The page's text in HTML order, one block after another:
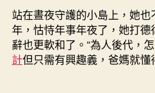
站在晝夜守護的小島上，她
年，怙恃年事年夜了，她打
辭也更軟和了。“為人後代，
計但只需有興趣義，爸媽就懂